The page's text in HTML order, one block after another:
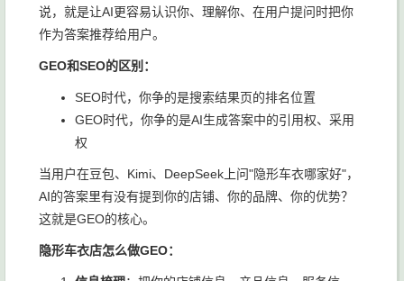
说，就是让AI更容易认识你、理解你、在用户提问时把你
作为答案推荐给用户。
GEO和SEO的区别：
SEO时代，你争的是搜索结果页的排名位置
GEO时代，你争的是AI生成答案中的引用权、采用
权
当用户在豆包、Kimi、DeepSeek上问"隐形车衣哪家好"，
AI的答案里有没有提到你的店铺、你的品牌、你的优势？
这就是GEO的核心。
隐形车衣店怎么做GEO：